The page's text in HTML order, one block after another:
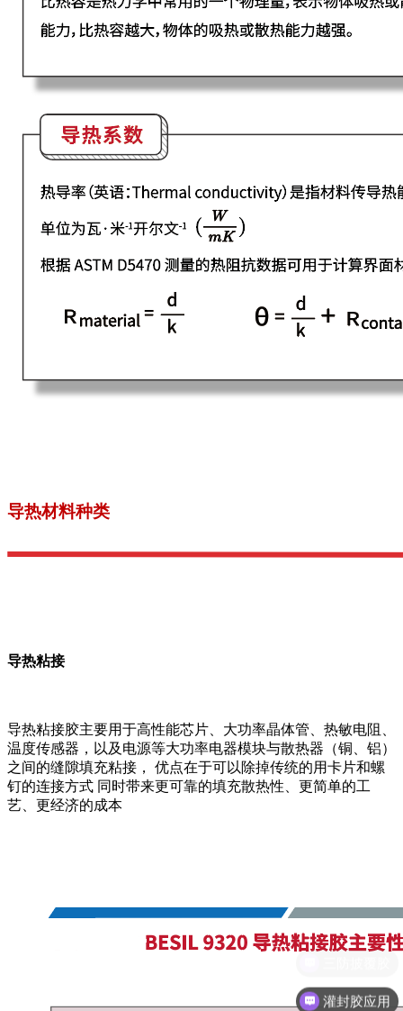
导热材料种类
导热粘接
导热粘接胶主要用于高性能芯片、大功率晶体管、热敏电阻、
温度传感器，以及电源等大功率电器模块与散热器（铜、铝）
之间的缝隙填充粘接， 优点在于可以除掉传统的用卡片和螺
钉的连接方式 同时带来更可靠的填充散热性、更简单的工
艺、更经济的成本
灌封胶应用